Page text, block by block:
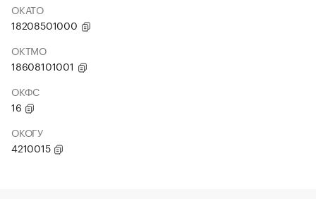
ОКАТО
18208501000
ОКТМО
18608101001
ОКФС
16
ОКОГУ
4210015